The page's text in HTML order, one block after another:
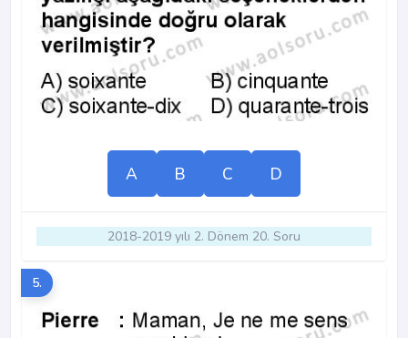
A B C D
2018-2019 yılı 2. Dönem 20. Soru
5.